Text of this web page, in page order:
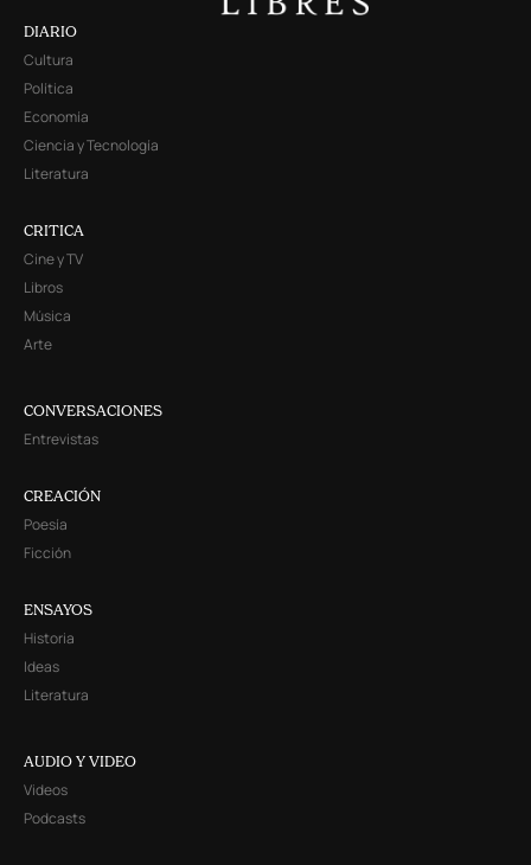
DIARIO
Cultura
Política
Economía
Ciencia y Tecnología
Literatura
CRITICA
Cine y TV
Libros
Música
Arte
CONVERSACIONES
Entrevistas
CREACIÓN
Poesía
Ficción
ENSAYOS
Historia
Ideas
Literatura
AUDIO Y VIDEO
Videos
Podcasts